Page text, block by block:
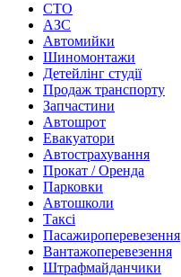
СТО
АЗС
Автомийки
Шиномонтажи
Детейлінг студії
Продаж транспорту
Запчастини
Автошрот
Евакуатори
Автострахування
Прокат / Оренда
Парковки
Автошколи
Таксі
Пасажироперевезення
Вантажоперевезення
Штрафмайданчики